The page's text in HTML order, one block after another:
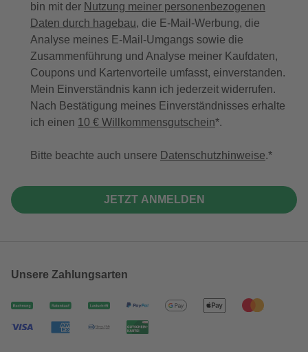
bin mit der Nutzung meiner personenbezogenen
Daten durch hagebau, die E-Mail-Werbung, die
Analyse meines E-Mail-Umgangs sowie die
Zusammenführung und Analyse meiner Kaufdaten,
Coupons und Kartenvorteile umfasst, einverstanden.
Mein Einverständnis kann ich jederzeit widerrufen.
Nach Bestätigung meines Einverständnisses erhalte
ich einen 10 € Willkommensgutschein*.
Bitte beachte auch unsere Datenschutzhinweise.
JETZT ANMELDEN
Unsere Zahlungsarten